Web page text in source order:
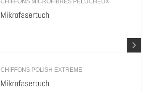
CHIFFONS MICROFIBRES PELUCHEUX
Mikrofasertuch
CHIFFONS POLISH EXTREME
Mikrofasertuch